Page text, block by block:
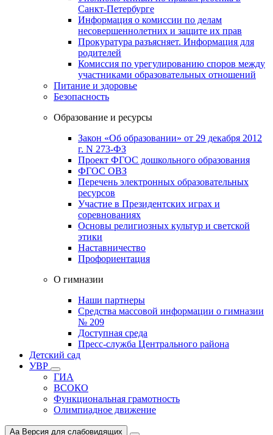
Санкт-Петербурге
Информация о комиссии по делам
несовершеннолетних и защите их прав
Прокуратура разъясняет. Информация для
родителей
Комиссия по урегулированию споров между
участниками образовательных отношений
Питание и здоровье
Безопасность
Образование и ресурсы
Закон «Об образовании» от 29 декабря 2012
г. N 273-ФЗ
Проект ФГОС дошкольного образования
ФГОС ОВЗ
Перечень электронных образовательных
ресурсов
Участие в Президентских играх и
соревнованиях
Основы религиозных культур и светской
этики
Наставничество
Профориентация
О гимназии
Наши партнеры
Средства массовой информации о гимназии
№ 209
Доступная среда
Пресс-служба Центрального района
Детский сад
УВР
ГИА
ВСОКО
Функциональная грамотность
Олимпиадное движение
Aa Версия для слабовидящих